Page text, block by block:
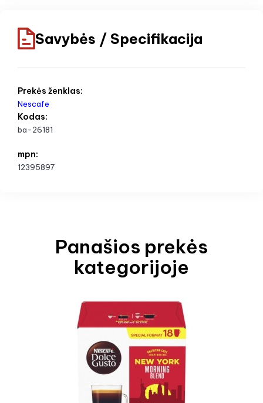
Savybės / Specifikacija
Prekės ženklas:
Nescafe
Kodas:
ba-26181
mpn:
12395897
Panašios prekės
kategorijoje